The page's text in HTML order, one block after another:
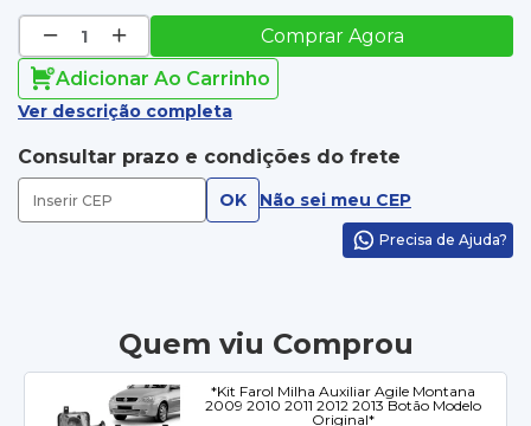
Comprar Agora
Adicionar Ao Carrinho
Ver descrição completa
Consultar prazo e condições do frete
OK Não sei meu CEP
Precisa de Ajuda?
Quem viu Comprou
*Kit Farol Milha Auxiliar Agile Montana
2009 2010 2011 2012 2013 Botão Modelo
Original*